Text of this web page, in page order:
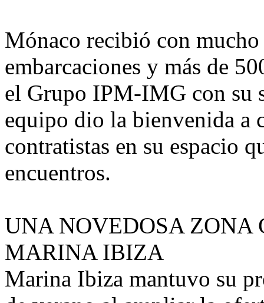
Mónaco recibió con
embarcaciones y más de
el Grupo IPM-IMG con su
equipo dio la bienvenida a
contratistas en su espacio
encuentros.
UNA NOVEDOSA ZONA
MARINA IBIZA
Marina Ibiza mantuvo su